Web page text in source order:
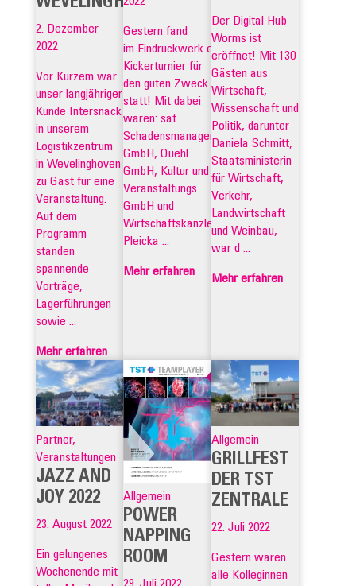
2. Dezember
2022
Vor Kurzem war
unser langjähriger
Kunde Intersnack
in unserem
Logistikzentrum
in Wevelinghoven
zu Gast für eine
Veranstaltung.
Auf dem
Programm
standen
spannende
Vorträge,
Lagerführungen
sowie ...
Mehr erfahren
Gestern fand
im Eindruckwerk ein
Kickerturnier für
den guten Zweck
statt! Mit dabei
waren: sat.
Schadensmanagement
GmbH, Quehl
GmbH, Kultur und
Veranstaltungs
GmbH und
Wirtschaftskanzlei
Pleicka ...
Mehr erfahren
Der Digital Hub
Worms ist
eröffnet! Mit 130
Gästen aus
Wirtschaft,
Wissenschaft und
Politik, darunter
Daniela Schmitt,
Staatsministerin
für Wirtschaft,
Verkehr,
Landwirtschaft
und Weinbau,
war d ...
Mehr erfahren
Partner,
Veranstaltungen
JAZZ AND
JOY 2022
23. August 2022
Ein gelungenes
Wochenende mit
Allgemein
POWER
NAPPING
ROOM
29. Juli 2022
Allgemein
GRILLFEST
DER TST
ZENTRALE
22. Juli 2022
Gestern waren
alle Kolleginnen